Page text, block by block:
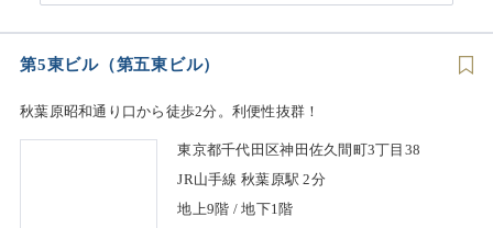
第5東ビル（第五東ビル）
秋葉原昭和通り口から徒歩2分。利便性抜群！
東京都千代田区神田佐久間町3丁目38
JR山手線 秋葉原駅 2分
地上9階 / 地下1階